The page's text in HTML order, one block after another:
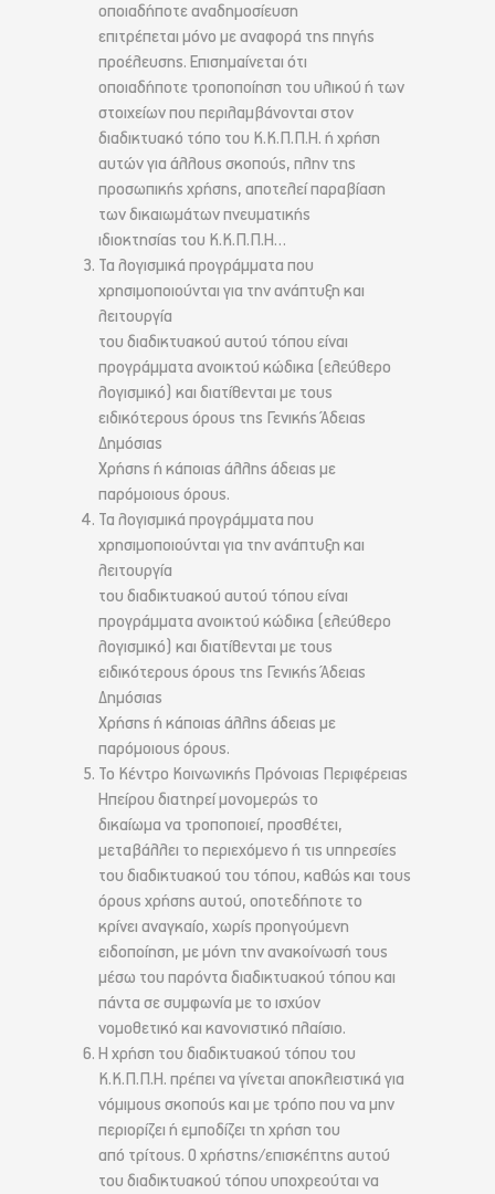
οποιαδήποτε αναδημοσίευση
επιτρέπεται μόνο με αναφορά της πηγής
προέλευσης. Επισημαίνεται ότι
οποιαδήποτε τροποποίηση του υλικού ή των
στοιχείων που περιλαμβάνονται στον
διαδικτυακό τόπο του Κ.Κ.Π.Π.Η. ή χρήση
αυτών για άλλους σκοπούς, πλην της
προσωπικής χρήσης, αποτελεί παραβίαση
των δικαιωμάτων πνευματικής
ιδιοκτησίας του Κ.Κ.Π.Π.Η…
Τα λογισμικά προγράμματα που
χρησιμοποιούνται για την ανάπτυξη και
λειτουργία
του διαδικτυακού αυτού τόπου είναι
προγράμματα ανοικτού κώδικα (ελεύθερο
λογισμικό) και διατίθενται με τους
ειδικότερους όρους της Γενικής Άδειας
Δημόσιας
Χρήσης ή κάποιας άλλης άδειας με
παρόμοιους όρους.
Τα λογισμικά προγράμματα που
χρησιμοποιούνται για την ανάπτυξη και
λειτουργία
του διαδικτυακού αυτού τόπου είναι
προγράμματα ανοικτού κώδικα (ελεύθερο
λογισμικό) και διατίθενται με τους
ειδικότερους όρους της Γενικής Άδειας
Δημόσιας
Χρήσης ή κάποιας άλλης άδειας με
παρόμοιους όρους.
Το Κέντρο Κοινωνικής Πρόνοιας Περιφέρειας
Ηπείρου διατηρεί μονομερώς το
δικαίωμα να τροποποιεί, προσθέτει,
μεταβάλλει το περιεχόμενο ή τις υπηρεσίες
του διαδικτυακού του τόπου, καθώς και τους
όρους χρήσης αυτού, οποτεδήποτε το
κρίνει αναγκαίο, χωρίς προηγούμενη
ειδοποίηση, με μόνη την ανακοίνωσή τους
μέσω του παρόντα διαδικτυακού τόπου και
πάντα σε συμφωνία με το ισχύον
νομοθετικό και κανονιστικό πλαίσιο.
Η χρήση του διαδικτυακού τόπου του
Κ.Κ.Π.Π.Η. πρέπει να γίνεται αποκλειστικά για
νόμιμους σκοπούς και με τρόπο που να μην
περιορίζει ή εμποδίζει τη χρήση του
από τρίτους. Ο χρήστης/επισκέπτης αυτού
του διαδικτυακού τόπου υποχρεούται να